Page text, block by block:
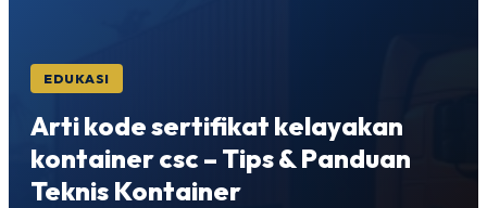
EDUKASI
Arti kode sertifikat kelayakan
kontainer csc – Tips & Panduan
Teknis Kontainer